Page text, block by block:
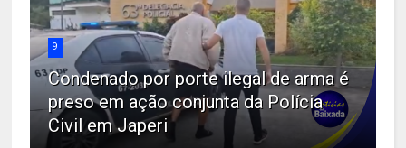
9
Condenado por porte ilegal de arma é
preso em ação conjunta da Polícia
Civil em Japeri